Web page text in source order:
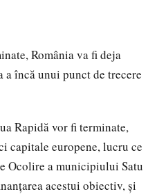
România va fi deja
a încă unui punct de trecere
Rapidă vor fi terminate,
capitale europene, lucru ce
Ocolire a municipiului Satu
acestui obiectiv, și